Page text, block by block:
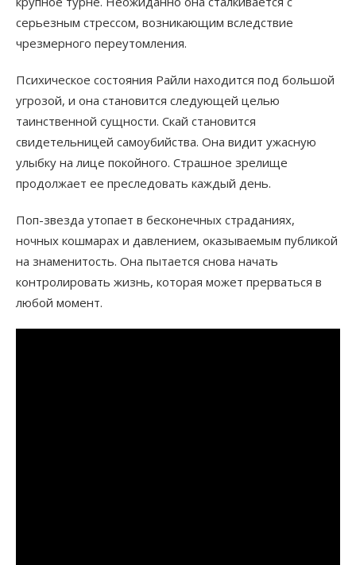
серьезным стрессом, возникающим вследствие
чрезмерного переутомления.
Психическое состояния Райли находится под большой
угрозой, и она становится следующей целью
таинственной сущности. Скай становится
свидетельницей самоубийства. Она видит ужасную
улыбку на лице покойного. Страшное зрелище
продолжает ее преследовать каждый день.
Поп-звезда утопает в бесконечных страданиях,
ночных кошмарах и давлением, оказываемым публикой
на знаменитость. Она пытается снова начать
контролировать жизнь, которая может прерваться в
любой момент.